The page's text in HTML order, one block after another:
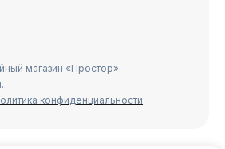
магазин «Простор».
конфиденциальности